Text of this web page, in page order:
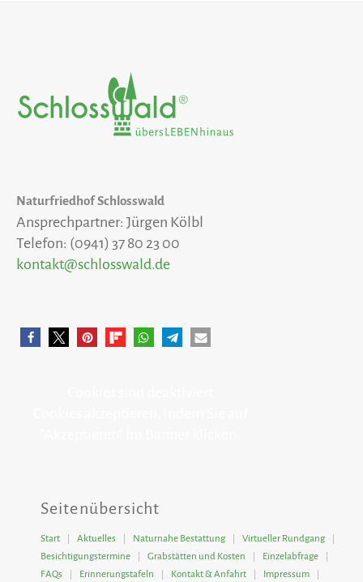
Naturfriedhof Schlosswald
Ansprechpartner: Jürgen Kölbl
Telefon: (0941) 37 80 23 00
kontakt@schlosswald.de
Seitenübersicht
Start Aktuelles Naturnahe Bestattung
Virtueller Rundgang
Besichtigungstermine
Grabstätten und Kosten
Einzelabfrage
FAQs
Erinnerungstafeln Kontakt & Anfahrt Impressum